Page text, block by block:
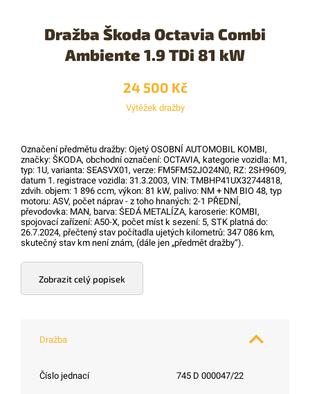
Dražba Škoda Octavia Combi
Ambiente 1.9 TDi 81 kW
24 500 Kč
Výtěžek dražby
Označení předmětu dražby: Ojetý OSOBNÍ AUTOMOBIL KOMBI,
značky: ŠKODA, obchodní označení: OCTAVIA, kategorie vozidla: M1,
typ: 1U, varianta: SEASVX01, verze: FM5FM52JO24N0, RZ: 2SH9609,
datum 1. registrace vozidla: 31.3.2003, VIN: TMBHP41UX32744818,
zdvih. objem: 1 896 ccm, výkon: 81 kW, palivo: NM + NM BIO 48, typ
motoru: ASV, počet náprav - z toho hnaných: 2-1 PŘEDNÍ,
převodovka: MAN, barva: ŚEDÁ METALÍZA, karoserie: KOMBI,
spojovací zařízení: A50-X, počet míst k sezení: 5, STK platná do:
26.7.2024, přečtený stav počítadla ujetých kilometrů: 347 086 km,
skutečný stav km není znám, (dále jen „předmět dražby“).
Zobrazit celý popisek
Dražba
Číslo jednací 745 D 000047/22